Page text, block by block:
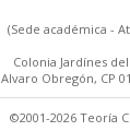
(Sede académica -
Colonia Jardínes
Alvaro Obregón, CP
©2001-2026 Teoría